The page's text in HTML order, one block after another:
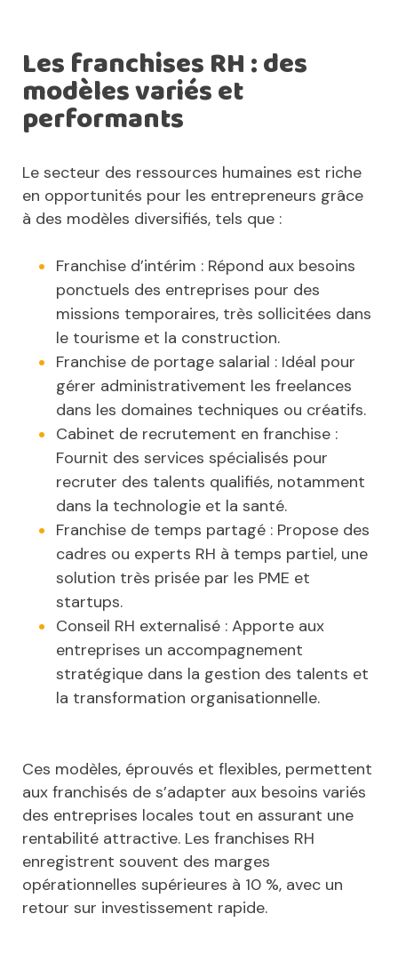
Les franchises RH : des
modèles variés et
performants
Le secteur des ressources humaines est riche
en opportunités pour les entrepreneurs grâce
à des modèles diversifiés, tels que :
Franchise d’intérim : Répond aux besoins
ponctuels des entreprises pour des
missions temporaires, très sollicitées dans
le tourisme et la construction.
Franchise de portage salarial : Idéal pour
gérer administrativement les freelances
dans les domaines techniques ou créatifs.
Cabinet de recrutement en franchise :
Fournit des services spécialisés pour
recruter des talents qualifiés, notamment
dans la technologie et la santé.
Franchise de temps partagé : Propose des
cadres ou experts RH à temps partiel, une
solution très prisée par les PME et
startups.
Conseil RH externalisé : Apporte aux
entreprises un accompagnement
stratégique dans la gestion des talents et
la transformation organisationnelle.
Ces modèles, éprouvés et flexibles, permettent
aux franchisés de s’adapter aux besoins variés
des entreprises locales tout en assurant une
rentabilité attractive. Les franchises RH
enregistrent souvent des marges
opérationnelles supérieures à 10 %, avec un
retour sur investissement rapide.